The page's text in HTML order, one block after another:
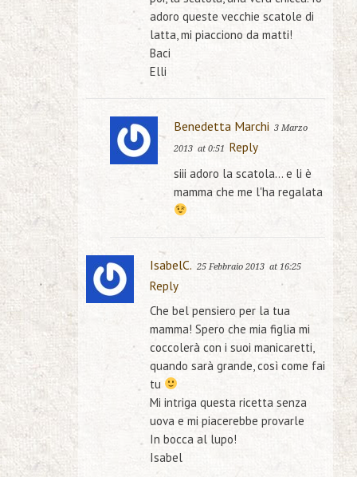
adoro queste vecchie scatole di
latta, mi piacciono da matti!
Baci
Elli
Benedetta Marchi 3 Marzo
2013 at 0:51 Reply
siii adoro la scatola… e li è
mamma che me l'ha regalata
IsabelC. 25 Febbraio 2013 at 16:25
Reply
Che bel pensiero per la tua
mamma! Spero che mia figlia mi
coccolerà con i suoi manicaretti,
quando sarà grande, così come fai
tu
Mi intriga questa ricetta senza
uova e mi piacerebbe provarle
In bocca al lupo!
Isabel